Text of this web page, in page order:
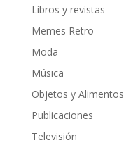
Libros y revistas
Memes Retro
Moda
Música
Objetos y Alimentos
Publicaciones
Televisión